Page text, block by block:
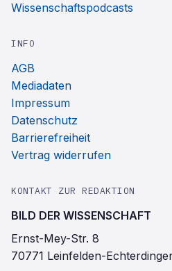
Wissenschaftspodcasts
INFO
AGB
Mediadaten
Impressum
Datenschutz
Barrierefreiheit
Vertrag widerrufen
KONTAKT ZUR REDAKTION
BILD DER WISSENSCHAFT
Ernst-Mey-Str. 8
70771 Leinfelden-